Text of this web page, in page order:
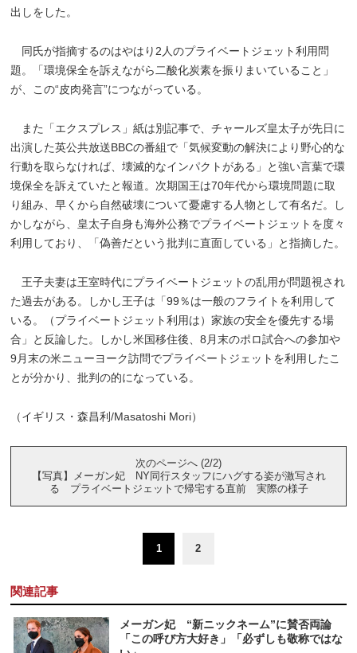
出しをした。
同氏が指摘するのはやはり2人のプライベートジェット利用問
題。「環境保全を訴えながら二酸化炭素を振りまいていること」
が、この“皮肉発言”につながっている。
また「エクスプレス」紙は別記事で、チャールズ皇太子が先日に
出演した英公共放送BBCの番組で「気候変動の解決により野心的な
行動を取らなければ、壊滅的なインパクトがある」と強い言葉で環
境保全を訴えていたと報道。次期国王は70年代から環境問題に取
り組み、早くから自然破壊について憂慮する人物として有名だ。し
かしながら、皇太子自身も海外公務でプライベートジェットを度々
利用しており、「偽善だという批判に直面している」と指摘した。
王子夫妻は王室時代にプライベートジェットの乱用が問題視され
た過去がある。しかし王子は「99％は一般のフライトを利用して
いる。（プライベートジェット利用は）家族の安全を優先する場
合」と反論した。しかし米国移住後、8月末のポロ試合への参加や
9月末の米ニューヨーク訪問でプライベートジェットを利用したこ
とが分かり、批判の的になっている。
（イギリス・森昌利/Masatoshi Mori）
次のページへ (2/2)
【写真】メーガン妃 NY同行スタッフにハグする姿が激写され
る プライベートジェットで帰宅する直前 実際の様子
1 2
関連記事
メーガン妃 “新ニックネーム”に賛否両論
「この呼び方大好き」「必ずしも敬称ではな